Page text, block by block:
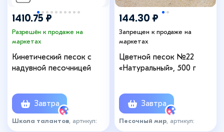
1410.75 ₽
Разрешён к продаже на
маркетах
Кинетический песок с
надувной песочницей
Завтра
Школа талантов , артикул:
8231925
144.30 ₽
Запрещен к продаже на
маркетах
Цветной песок №22
«Натуральный», 500 г
Завтра
Песочный мир , артикул:
3562433